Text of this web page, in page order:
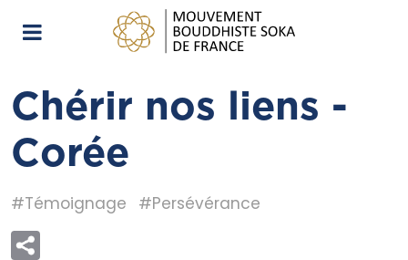
Chérir nos liens -
Corée
#Témoignage #Persévérance